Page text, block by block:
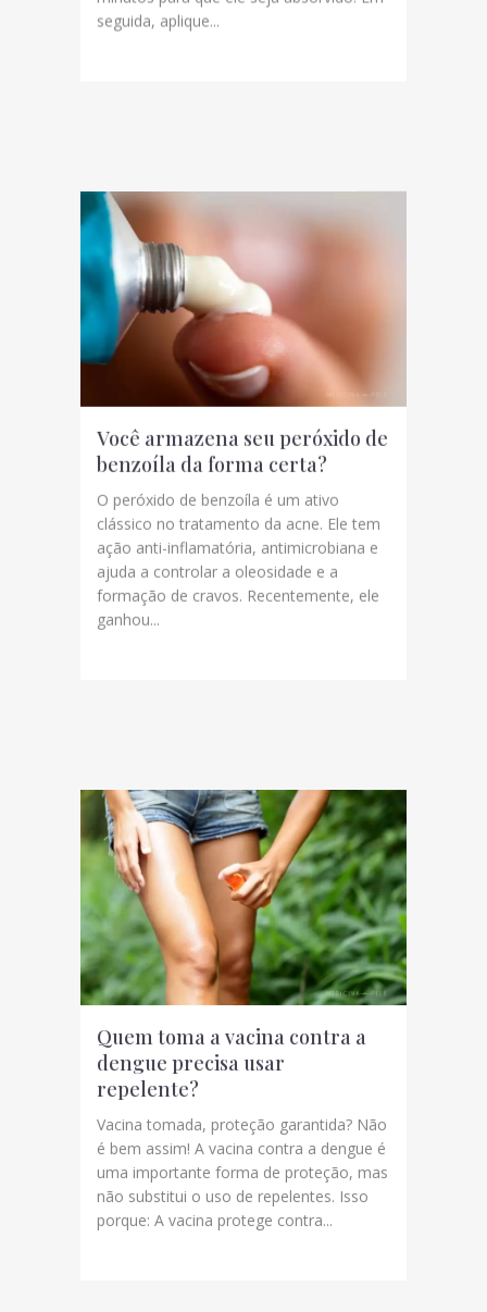
seguida, aplique...
Você armazena seu peróxido de
benzoíla da forma certa?
O peróxido de benzoíla é um ativo
clássico no tratamento da acne. Ele tem
ação anti-inflamatória, antimicrobiana e
ajuda a controlar a oleosidade e a
formação de cravos. Recentemente, ele
ganhou...
Quem toma a vacina contra a
dengue precisa usar
repelente?
Vacina tomada, proteção garantida? Não
é bem assim! A vacina contra a dengue é
uma importante forma de proteção, mas
não substitui o uso de repelentes. Isso
porque: A vacina protege contra...